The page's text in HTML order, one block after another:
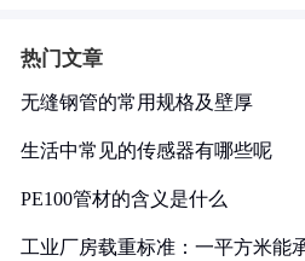
热门文章
无缝钢管的常用规格及壁厚
生活中常见的传感器有哪些呢
PE100管材的含义是什么
工业厂房载重标准：一平方米能